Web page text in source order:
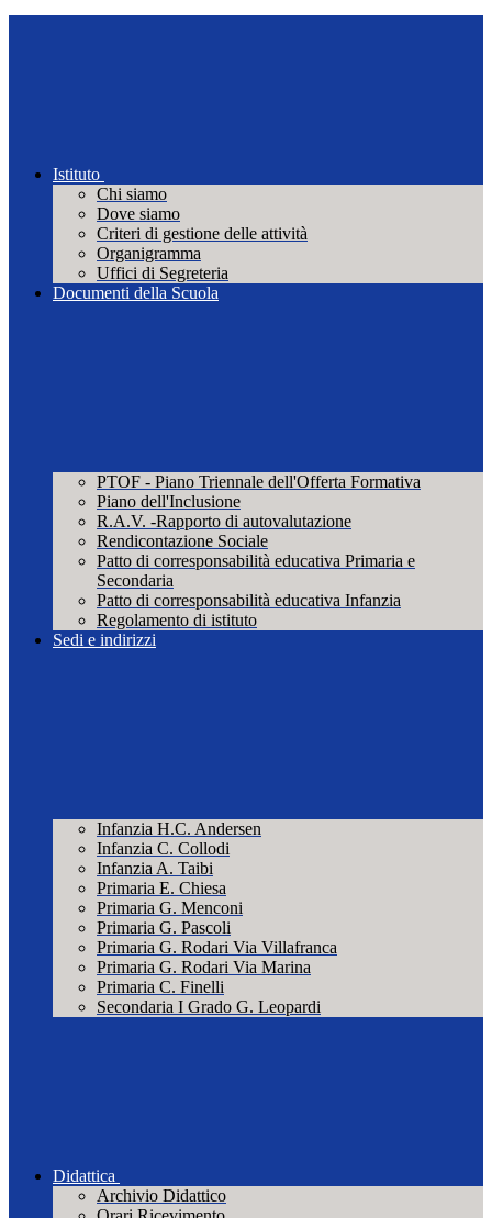
Istituto
Chi siamo
Dove siamo
Criteri di gestione delle attività
Organigramma
Uffici di Segreteria
Documenti della Scuola
PTOF - Piano Triennale dell'Offerta Formativa
Piano dell'Inclusione
R.A.V. -Rapporto di autovalutazione
Rendicontazione Sociale
Patto di corresponsabilità educativa Primaria e
Secondaria
Patto di corresponsabilità educativa Infanzia
Regolamento di istituto
Sedi e indirizzi
Infanzia H.C. Andersen
Infanzia C. Collodi
Infanzia A. Taibi
Primaria E. Chiesa
Primaria G. Menconi
Primaria G. Pascoli
Primaria G. Rodari Via Villafranca
Primaria G. Rodari Via Marina
Primaria C. Finelli
Secondaria I Grado G. Leopardi
Didattica
Archivio Didattico